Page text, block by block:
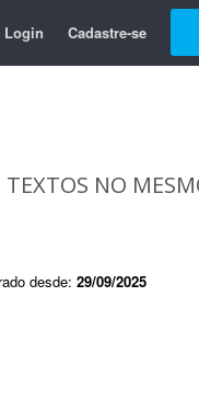
Login Cadastre-se
TEXTOS NO
desde: 29/09/2025